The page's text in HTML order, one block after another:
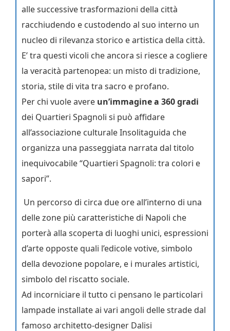
alle successive trasformazioni della città
racchiudendo e custodendo al suo interno un
nucleo di rilevanza storico e artistica della città.
E’ tra questi vicoli che ancora si riesce a cogliere
la veracità partenopea: un misto di tradizione,
storia, stile di vita tra sacro e profano.
Per chi vuole avere un’immagine a 360 gradi
dei Quartieri Spagnoli si può affidare
all’associazione culturale Insolitaguida che
organizza una passeggiata narrata dal titolo
inequivocabile “Quartieri Spagnoli: tra colori e
sapori”.
Un percorso di circa due ore all’interno di una
delle zone più caratteristiche di Napoli che
porterà alla scoperta di luoghi unici, espressioni
d’arte opposte quali l’edicole votive, simbolo
della devozione popolare, e i murales artistici,
simbolo del riscatto sociale.
Ad incorniciare il tutto ci pensano le particolari
lampade installate ai vari angoli delle strade dal
famoso architetto-designer Dalisi